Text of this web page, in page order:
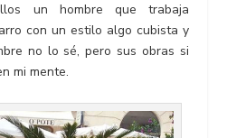
un hombre que trabaja
con un estilo algo cubista y
no lo sé, pero sus obras si
mi mente.